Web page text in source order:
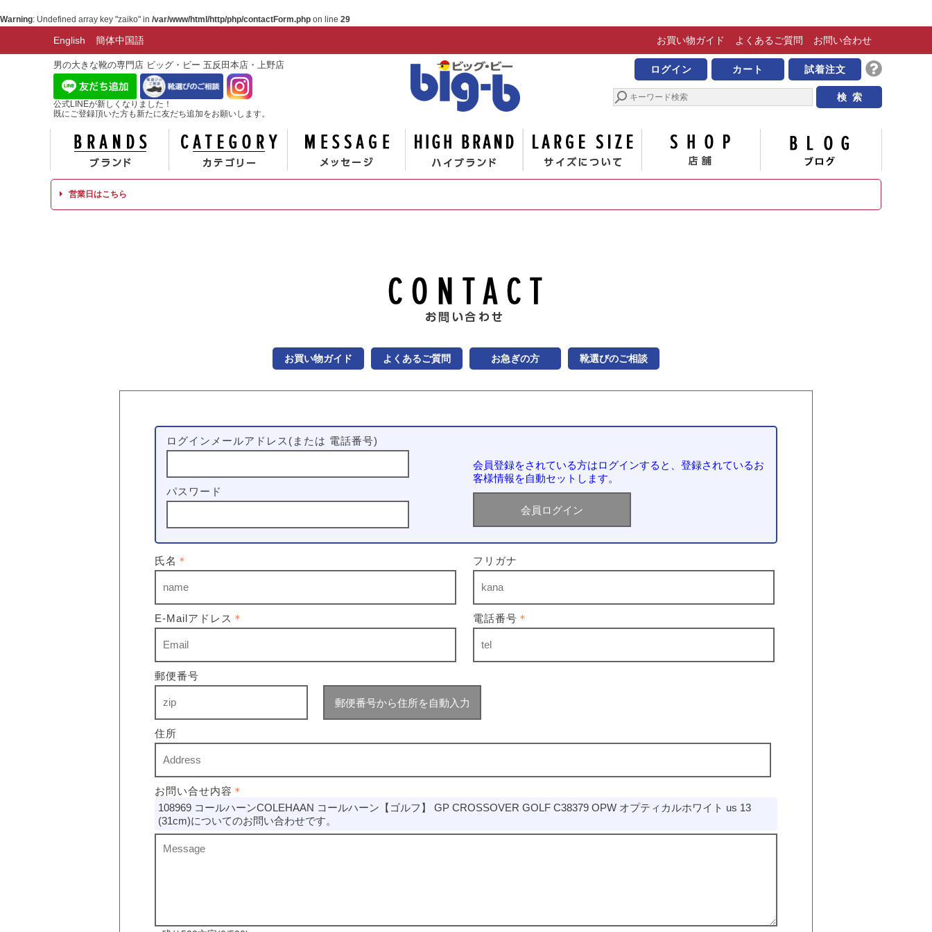
Warning: Undefined array key "zaiko" in /var/www/html/http/php/contactForm.php on line 29
English 簡体中国語 お買い物ガイド よくある ご質問 お問い合わせ
男の大きな靴の専門店 ビッグ・ビー 五反田本店・上野店
公式LINEが新しくなりました！
既にご登録頂いた方も新たに友だち追加をお願いします。
男の大きな靴の専門店 ビッグ
ログイン カート 試着注文
ブランド カテゴリー メッセージ ハイブランド サイズについて
営業日はこちら
お買い物ガイド よくあるご質問 お急ぎの方 靴選びのご相談
ログインメールアドレス(または 電話番号)
会員登録をされている方はログインすると、登録されているお
客様情報を自動セットします。
パスワード
氏名 ＊ フリガナ
E-Mailアドレス ＊ 電話番号 ＊
郵便番号
郵便番号から住所を自動入力
住所
お問い合せ内容 ＊
108969 コールハーンCOLEHAAN コールハーン【ゴルフ】 GP CROSSOVER GOLF C38379 OPW オプティカルホワイト us 13
(31cm)についてのお問い合わせです。